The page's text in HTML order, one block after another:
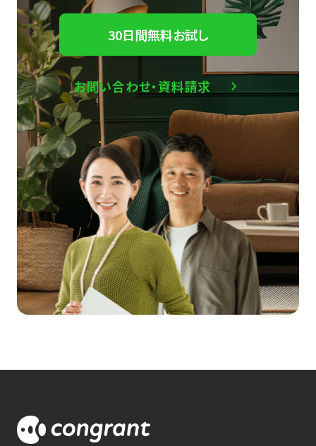
30日間無料お試し
お問い合わせ・資料請求